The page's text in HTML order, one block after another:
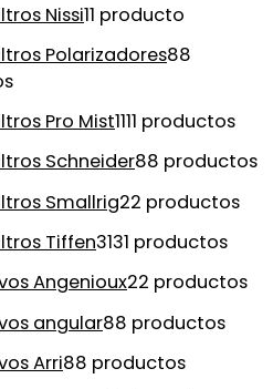
Nissi11 producto
Polarizadores88
Pro Mist1111 productos
Schneider88 productos
Smallrig22 productos
Tiffen3131 productos
Angenioux22 productos
angular88 productos
Arri88 productos